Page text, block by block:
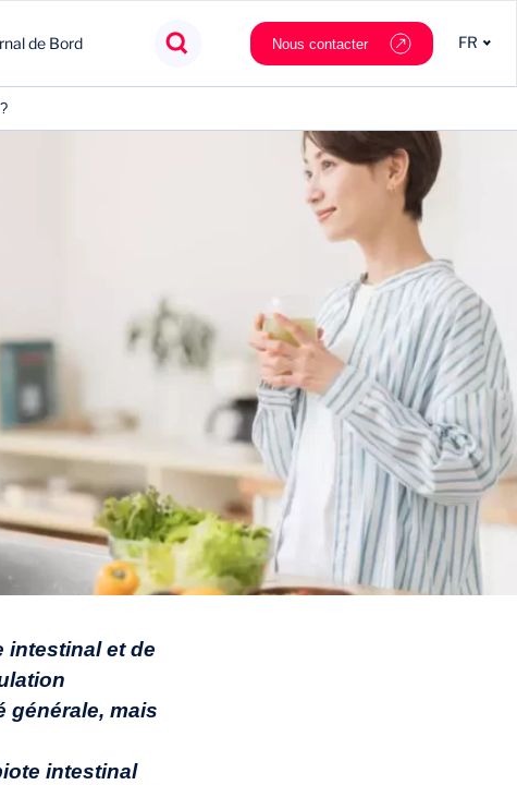
Politiques Publiques
Mobilité
Private Equity
de Bord Nous contacter FR
intestinal et de
générale, mais
intestinal